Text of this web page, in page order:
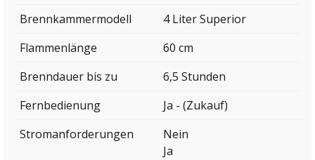
Brennkammermodell
4 Liter Superior
Flammenlänge
60 cm
Brenndauer bis zu
6,5 Stunden
Fernbedienung
Ja - (Zukauf)
Stromanforderungen
Nein
Ja